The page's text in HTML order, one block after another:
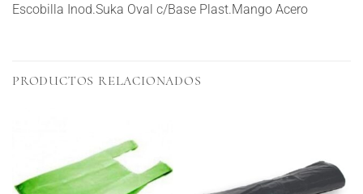
Escobilla Inod.Suka Oval c/Base Plast.Mango Acero
PRODUCTOS RELACIONADOS